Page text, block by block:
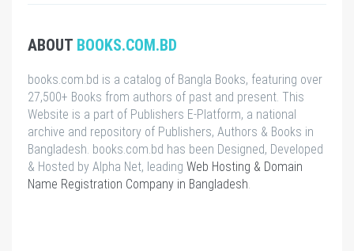
ABOUT BOOKS.COM.BD
books.com.bd is a catalog of Bangla Books, featuring over
27,500+ Books from authors of past and present. This
Website is a part of Publishers E-Platform, a national
archive and repository of Publishers, Authors & Books in
Bangladesh. books.com.bd has been Designed, Developed
& Hosted by Alpha Net, leading Web Hosting & Domain
Name Registration Company in Bangladesh